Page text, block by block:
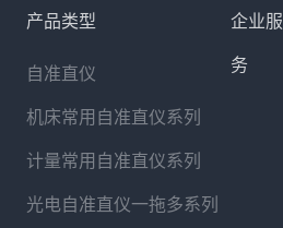
产品类型
自准直仪
机床常用自准直仪系列
计量常用自准直仪系列
光电自准直仪一拖多系列
企业服
务